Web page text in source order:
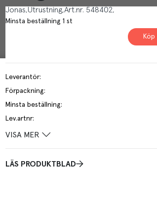
Jonas Utrustning Art.nr. 548402
Minsta beställning 1 st
Köp
Leverantör:
Förpackning:
Minsta beställning:
Lev.artnr:
VISA MER
LÄS PRODUKTBLAD